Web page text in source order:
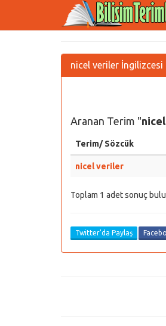
nicel veriler İngilizcesi
Aranan Terim "
Terim/ Sözcük
nicel veriler
Toplam 1 adet sonuç
Twitter'da Paylaş